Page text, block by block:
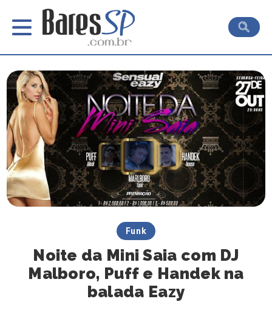
Funk
Noite da Mini Saia com DJ
Malboro, Puff e Handek na
balada Eazy